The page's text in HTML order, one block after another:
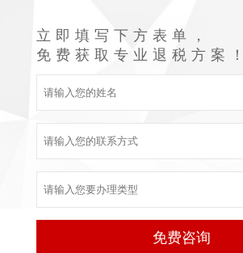
立即填写下方表单，
免费获取专业退税方案！